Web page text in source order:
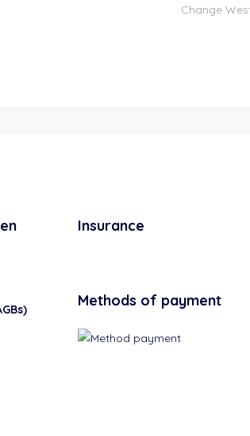
Change
Insurance
Methods of payment